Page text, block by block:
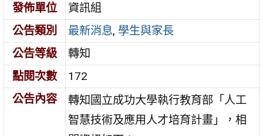
發佈單位
資訊組
公告類別
最新消息, 學生與家長
公告等級
轉知
點閱次數
172
公告內容
轉知國立成功大學執行教育部「人工
智慧技術及應用人才培育計畫」，相